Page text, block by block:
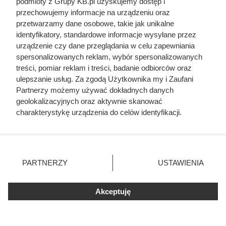
lata jeszcze nie było
Ten błąd w czyszczeniu pieca na pellet drenuje
portfel i grozi awarią
Przeżył chwile grozy. Piec na pellet dymił i
śmierdział, a sterownik nie pokazywał żadnego
błędu
przechowujemy informacje na urządzeniu oraz
przetwarzamy dane osobowe, takie jak unikalne
identyfikatory, standardowe informacje wysyłane przez
urządzenie czy dane przeglądania w celu zapewniania
spersonalizowanych reklam, wybór spersonalizowanych
treści, pomiar reklam i treści, badanie odbiorców oraz
ulepszanie usług. Za zgodą Użytkownika my i Zaufani
Partnerzy możemy używać dokładnych danych
geolokalizacyjnych oraz aktywnie skanować
charakterystykę urządzenia do celów identyfikacji.
zmienić/wycofać klikając przycisk ustawień prywatności
znajdujący się w lewym dolnym rogu strony. Niektóre
użytkownika, ale masz prawo sprzeciwić się takiemu
przetwarzaniu. Preferencje będą miały zastosowania tylko
PARTNERZY USTAWIENIA
Akceptuję